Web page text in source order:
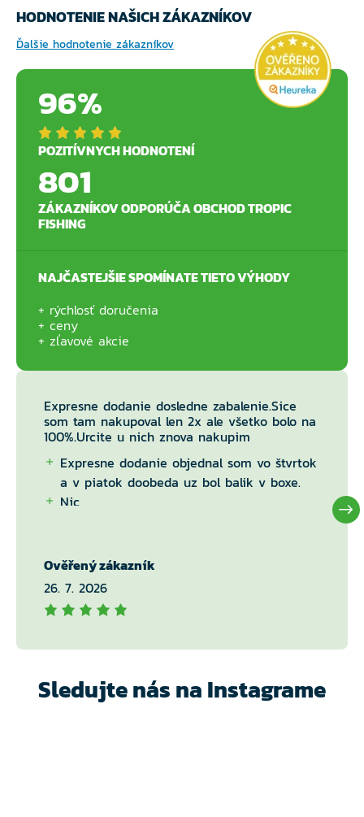
HODNOTENIE NAŠICH ZÁKAZNÍKOV
Ďalšie hodnotenie zákazníkov
96%
POZITÍVNYCH HODNOTENÍ
801
ZÁKAZNÍKOV ODPORÚČA OBCHOD TROPIC
FISHING
NAJČASTEJŠIE SPOMÍNATE TIETO VÝHODY
rýchlosť doručenia
ceny
zľavové akcie
Expresne dodanie dosledne zabalenie.Sice
som tam nakupoval len 2x ale všetko bolo na
100%.Urcite u nich znova nakupim
Expresne dodanie objednal som vo štvrtok
a v piatok doobeda uz bol balik v boxe.
Nic
Ověřený zákazník
26. 7. 2026
Sledujte nás na Instagrame